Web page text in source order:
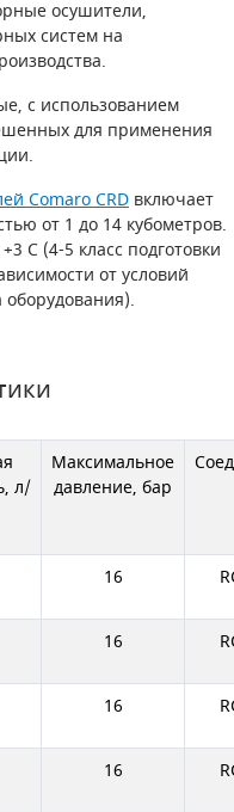
осушители,
систем на
с использованием
для применения
Comaro CRD включает
от 1 до 14 кубометров.
C (4-5 класс подготовки
от условий
л/
Максимальное
давление, бар
16
16
16
16